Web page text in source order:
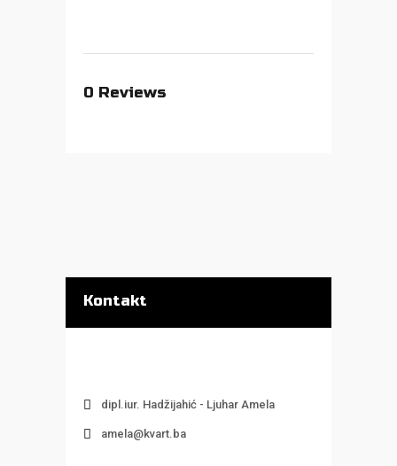
0 Reviews
Kontakt
dipl.iur. Hadžijahić - Ljuhar Amela
amela@kvart.ba